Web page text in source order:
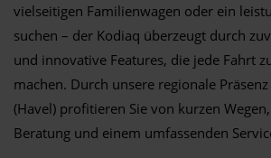
vielseitigen Familienwagen oder ein
suchen – der Kodiaq überzeugt durch
und innovative Features, die jede Fahrt
machen. Durch unsere regionale
(Havel) profitieren Sie von kurzen
Beratung und einem umfassenden